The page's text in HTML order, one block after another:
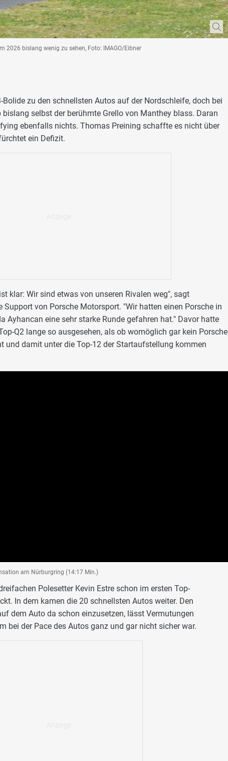
2026 bislang wenig zu sehen, Foto: IMAGO/Eibner
zu den schnellsten Autos auf der Nordschleife, doch bei
bislang selbst der berühmte Grello von Manthey blass. Daran
ebenfalls nichts. Thomas Preining schaffte es nicht über
ein Defizit.
klar: Wir sind etwas von unseren Rivalen weg", sagt
von Porsche Motorsport. "Wir hatten einen Porsche in
Ayhancan eine sehr starke Runde gefahren hat." Davor hatte
Q2 lange so ausgesehen, als ob womöglich gar kein Porsche
und damit unter die Top-12 der Startaufstellung kommen
am Nürburgring (14:17 Min.)
Polesetter Kevin Estre schon im ersten Top-
In dem kamen die 20 schnellsten Autos weiter. Den
dem Auto da schon einzusetzen, lässt Vermutungen
bei der Pace des Autos ganz und gar nicht sicher war.